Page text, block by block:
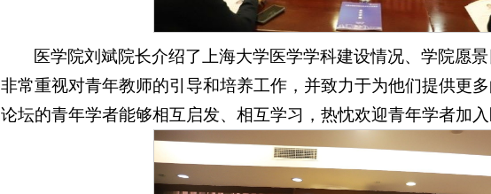
医学院刘斌院长介绍了上海大学医学学科建设情况、学院愿
非常重视对青年教师的引导和培养工作，并致力于为他们提供更
论坛的青年学者能够相互启发、相互学习，热忱欢迎青年学者加入